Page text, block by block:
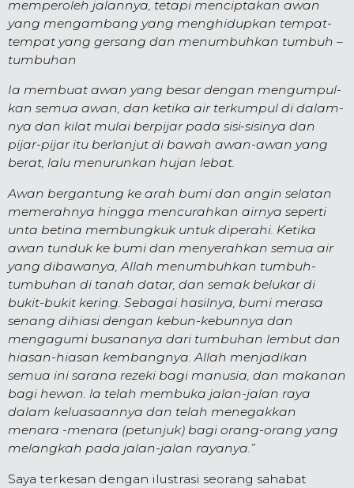
memperoleh jalan­nya, tetapi mencipta­kan awan
yang mengambang yang meng­hidup­kan tempat-
tempat yang gersang dan menumbuh­kan tumbuh –
tumbuh­an
Ia membuat awan yang besar dengan me­ngum­pul­
kan semua awan, dan ketika air terkumpul di dalam­
nya dan kilat mulai berpijar pada sisi-sisinya dan
pijar-pijar itu berlanjut di bawah awan-awan yang
berat, lalu menurunkan hujan lebat.
Awan bergantung ke arah bumi dan angin selatan
memerahnya hingga mencurah­kan air­nya seperti
unta betina membungkuk untuk di­perahi. Ketika
awan tunduk ke bumi dan me­nyerah­kan semua air
yang di­bawanya, Allah menumbuhkan tumbuh-
tumbuh­an di tanah datar, dan semak belukar di
bukit-bukit kering. Sebagai hasilnya, bumi merasa
senang dihiasi dengan kebun-kebun­nya dan
mengagumi busananya dari tumbuh­an lembut dan
hiasan-hiasan kembangnya. Allah men­jadikan
semua ini sarana rezeki bagi manusia, dan makan­an
bagi hewan. la telah membuka jalan-jalan raya
dalam keluasaannya dan telah me­negakkan
menara -menara (pe­tunjuk) bagi orang-orang yang
melangkah pada jalan-jalan rayanya.”
Saya terkesan dengan ilustrasi seorang sahabat